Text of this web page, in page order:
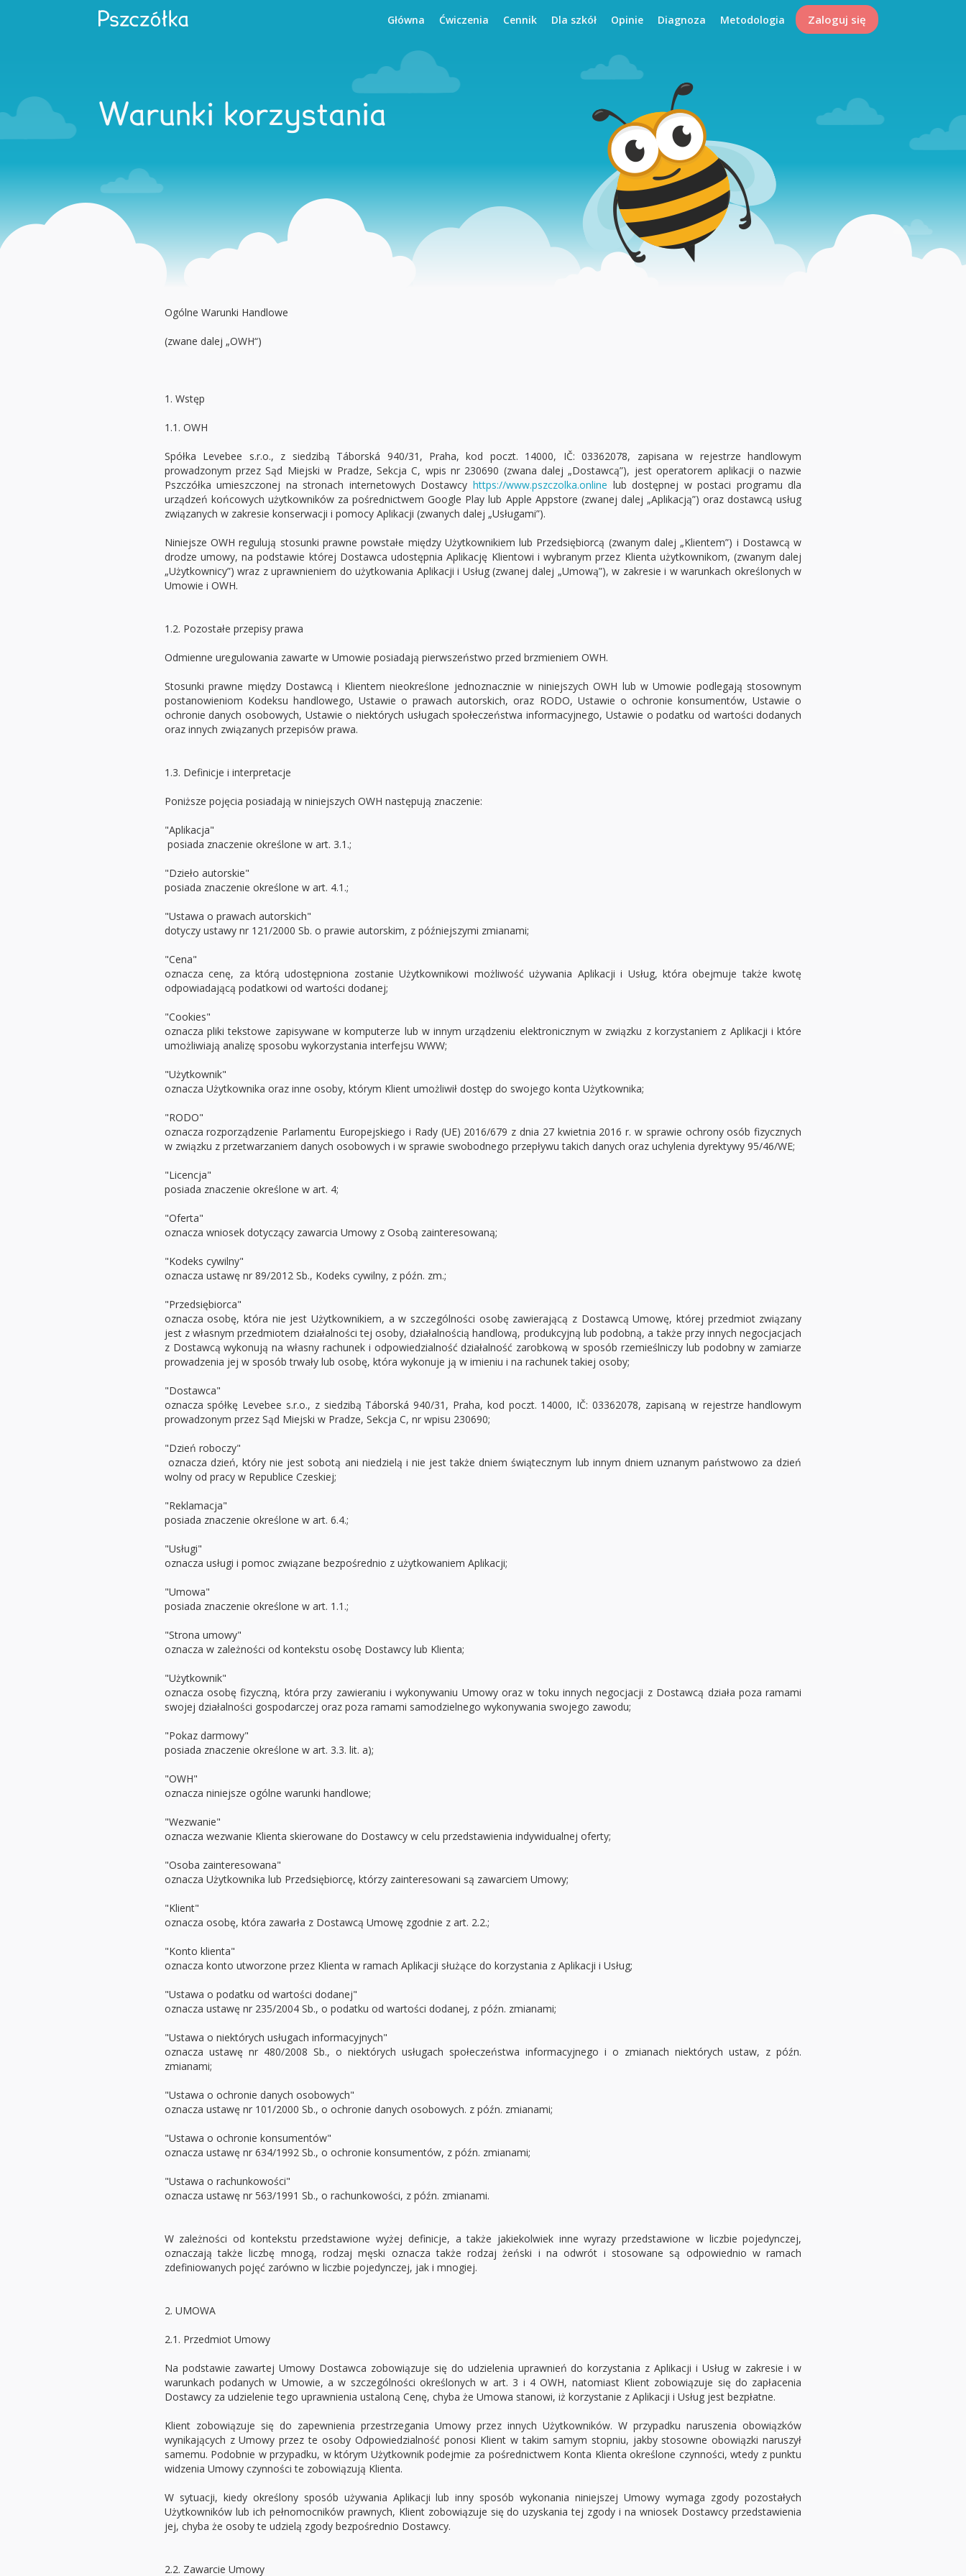
Główna Ćwiczenia Cennik Dla szkół Opinie Diagnoza Metodologia Zaloguj się
Warunki korzystania
Ogólne Warunki Handlowe
(zwane dalej „OWH“)
1. Wstęp
1.1. OWH
Spółka Levebee s.r.o., z siedzibą Táborská 940/31, Praha, kod poczt. 14000, IČ: 03362078, zapisana w rejestrze handlowym
prowadzonym przez Sąd Miejski w Pradze, Sekcja C, wpis nr 230690 (zwana dalej „Dostawcą”), jest operatorem aplikacji o nazwie
Pszczółka umieszczonej na stronach internetowych Dostawcy https://www.pszczolka.online lub dostępnej w postaci programu dla
urządzeń końcowych użytkowników za pośrednictwem Google Play lub Apple Appstore (zwanej dalej „Aplikacją”) oraz dostawcą usług
związanych w zakresie konserwacji i pomocy Aplikacji (zwanych dalej „Usługami”).
Niniejsze OWH regulują stosunki prawne powstałe między Użytkownikiem lub Przedsiębiorcą (zwanym dalej „Klientem”) i Dostawcą w
drodze umowy, na podstawie której Dostawca udostępnia Aplikację Klientowi i wybranym przez Klienta użytkownikom, (zwanym dalej
„Użytkownicy”) wraz z uprawnieniem do użytkowania Aplikacji i Usług (zwanej dalej „Umową”), w zakresie i w warunkach określonych w
Umowie i OWH.
1.2. Pozostałe przepisy prawa
Odmienne uregulowania zawarte w Umowie posiadają pierwszeństwo przed brzmieniem OWH.
Stosunki prawne między Dostawcą i Klientem nieokreślone jednoznacznie w niniejszych OWH lub w Umowie podlegają stosownym
postanowieniom Kodeksu handlowego, Ustawie o prawach autorskich, oraz RODO, Ustawie o ochronie konsumentów, Ustawie o
ochronie danych osobowych, Ustawie o niektórych usługach społeczeństwa informacyjnego, Ustawie o podatku od wartości dodanych
oraz innych związanych przepisów prawa.
1.3. Definicje i interpretacje
Poniższe pojęcia posiadają w niniejszych OWH następują znaczenie:
"Aplikacja"
posiada znaczenie określone w art. 3.1.;
"Dzieło autorskie"
posiada znaczenie określone w art. 4.1.;
"Ustawa o prawach autorskich"
dotyczy ustawy nr 121/2000 Sb. o prawie autorskim, z późniejszymi zmianami;
"Cena"
oznacza cenę, za którą udostępniona zostanie Użytkownikowi możliwość używania Aplikacji i Usług, która obejmuje także kwotę
odpowiadającą podatkowi od wartości dodanej;
"Cookies"
oznacza pliki tekstowe zapisywane w komputerze lub w innym urządzeniu elektronicznym w związku z korzystaniem z Aplikacji i które
umożliwiają analizę sposobu wykorzystania interfejsu WWW;
"Użytkownik"
oznacza Użytkownika oraz inne osoby, którym Klient umożliwił dostęp do swojego konta Użytkownika;
"RODO"
oznacza rozporządzenie Parlamentu Europejskiego i Rady (UE) 2016/679 z dnia 27 kwietnia 2016 r. w sprawie ochrony osób fizycznych
w związku z przetwarzaniem danych osobowych i w sprawie swobodnego przepływu takich danych oraz uchylenia dyrektywy 95/46/WE;
"Licencja"
posiada znaczenie określone w art. 4;
"Oferta"
oznacza wniosek dotyczący zawarcia Umowy z Osobą zainteresowaną;
"Kodeks cywilny"
oznacza ustawę nr 89/2012 Sb., Kodeks cywilny, z późn. zm.;
"Przedsiębiorca"
oznacza osobę, która nie jest Użytkownikiem, a w szczególności osobę zawierającą z Dostawcą Umowę, której przedmiot związany
jest z własnym przedmiotem działalności tej osoby, działalnością handlową, produkcyjną lub podobną, a także przy innych negocjacjach
z Dostawcą wykonują na własny rachunek i odpowiedzialność działalność zarobkową w sposób rzemieślniczy lub podobny w zamiarze
prowadzenia jej w sposób trwały lub osobę, która wykonuje ją w imieniu i na rachunek takiej osoby;
"Dostawca"
oznacza spółkę Levebee s.r.o., z siedzibą Táborská 940/31, Praha, kod poczt. 14000, IČ: 03362078, zapisaną w rejestrze handlowym
prowadzonym przez Sąd Miejski w Pradze, Sekcja C, nr wpisu 230690;
"Dzień roboczy"
oznacza dzień, który nie jest sobotą ani niedzielą i nie jest także dniem świątecznym lub innym dniem uznanym państwowo za dzień
wolny od pracy w Republice Czeskiej;
"Reklamacja"
posiada znaczenie określone w art. 6.4.;
"Usługi"
oznacza usługi i pomoc związane bezpośrednio z użytkowaniem Aplikacji;
"Umowa"
posiada znaczenie określone w art. 1.1.;
"Strona umowy"
oznacza w zależności od kontekstu osobę Dostawcy lub Klienta;
"Użytkownik"
oznacza osobę fizyczną, która przy zawieraniu i wykonywaniu Umowy oraz w toku innych negocjacji z Dostawcą działa poza ramami
swojej działalności gospodarczej oraz poza ramami samodzielnego wykonywania swojego zawodu;
"Pokaz darmowy"
posiada znaczenie określone w art. 3.3. lit. a);
"OWH"
oznacza niniejsze ogólne warunki handlowe;
"Wezwanie"
oznacza wezwanie Klienta skierowane do Dostawcy w celu przedstawienia indywidualnej oferty;
"Osoba zainteresowana"
oznacza Użytkownika lub Przedsiębiorcę, którzy zainteresowani są zawarciem Umowy;
"Klient"
oznacza osobę, która zawarła z Dostawcą Umowę zgodnie z art. 2.2.;
"Konto klienta"
oznacza konto utworzone przez Klienta w ramach Aplikacji służące do korzystania z Aplikacji i Usług;
"Ustawa o podatku od wartości dodanej"
oznacza ustawę nr 235/2004 Sb., o podatku od wartości dodanej, z późn. zmianami;
"Ustawa o niektórych usługach informacyjnych"
oznacza ustawę nr 480/2008 Sb., o niektórych usługach społeczeństwa informacyjnego i o zmianach niektórych ustaw, z późn.
zmianami;
"Ustawa o ochronie danych osobowych"
oznacza ustawę nr 101/2000 Sb., o ochronie danych osobowych. z późn. zmianami;
"Ustawa o ochronie konsumentów"
oznacza ustawę nr 634/1992 Sb., o ochronie konsumentów, z późn. zmianami;
"Ustawa o rachunkowości"
oznacza ustawę nr 563/1991 Sb., o rachunkowości, z późn. zmianami.
W zależności od kontekstu przedstawione wyżej definicje, a także jakiekolwiek inne wyrazy przedstawione w liczbie pojedynczej,
oznaczają także liczbę mnogą, rodzaj męski oznacza także rodzaj żeński i na odwrót i stosowane są odpowiednio w ramach
zdefiniowanych pojęć zarówno w liczbie pojedynczej, jak i mnogiej.
2. UMOWA
2.1. Przedmiot Umowy
Na podstawie zawartej Umowy Dostawca zobowiązuje się do udzielenia uprawnień do korzystania z Aplikacji i Usług w zakresie i w
warunkach podanych w Umowie, a w szczególności określonych w art. 3 i 4 OWH, natomiast Klient zobowiązuje się do zapłacenia
Dostawcy za udzielenie tego uprawnienia ustaloną Cenę, chyba że Umowa stanowi, iż korzystanie z Aplikacji i Usług jest bezpłatne.
Klient zobowiązuje się do zapewnienia przestrzegania Umowy przez innych Użytkowników. W przypadku naruszenia obowiązków
wynikających z Umowy przez te osoby Odpowiedzialność ponosi Klient w takim samym stopniu, jakby stosowne obowiązki naruszył
samemu. Podobnie w przypadku, w którym Użytkownik podejmie za pośrednictwem Konta Klienta określone czynności, wtedy z punktu
widzenia Umowy czynności te zobowiązują Klienta.
W sytuacji, kiedy określony sposób używania Aplikacji lub inny sposób wykonania niniejszej Umowy wymaga zgody pozostałych
Użytkowników lub ich pełnomocników prawnych, Klient zobowiązuje się do uzyskania tej zgody i na wniosek Dostawcy przedstawienia
jej, chyba że osoby te udzielą zgody bezpośrednio Dostawcy.
2.2. Zawarcie Umowy